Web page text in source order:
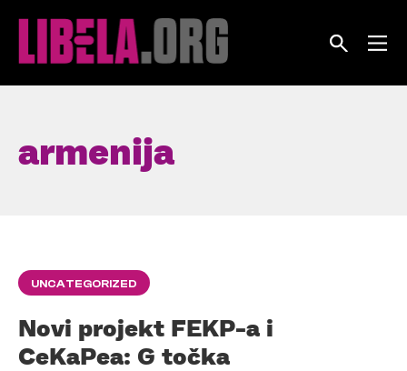
armenija
UNCATEGORIZED
Novi projekt FEKP-a i
CeKaPea: G točka